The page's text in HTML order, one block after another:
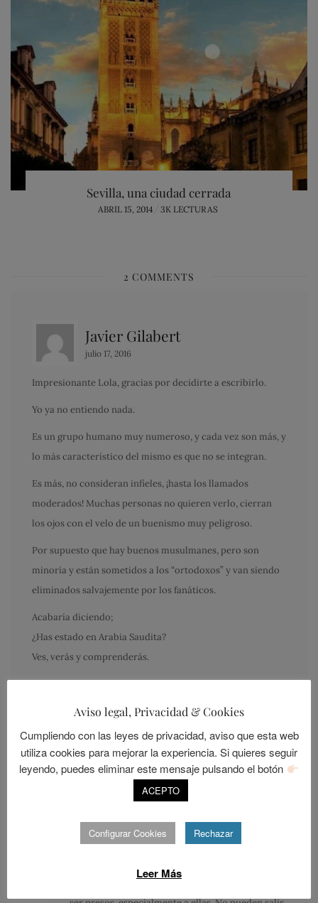
Sevilla, una ciudad cerrada
POSTED
ABRIL 15, 2014 3K LECTURAS
2 COMMENTS
Javier Gilabert
julio 17, 2016
Impresionante Lola, gracias por decidirte a escribirlo.
Yo ya no entiendo nada.
Es un grupo humano muy numeroso, y cada vez son más, y
lo más característico del mismo es que no se integran.
Es más, no consideran infieles, ¡hasta los llamados
moderados! Muchas personas no quieren verlo, cierran
los ojos con el velo de un buenismo muy peligroso.
Por supuesto que hay buenos musulmanes, pero son
minoría y están sometidos a los “ortodoxos” y van siendo
eliminados salvajemente por los fanáticos.
Acabaría diciendo;
¿Has estado en Arabia Saudita?
Ves, verás y comprenderás.
lolacebolla
julio 17, 2016
Así es Javier, no he estado en aquel país pero si
conozco matrimonios de arquitectos que han
estado allí trabajando. Viven encerrados en unas
entregan un manual de comportamiento para no
Aviso legal, Privacidad & Cookies
Cumpliendo con las leyes de privacidad, aviso que esta web
utiliza cookies para mejorar la experiencia. Si quieres seguir
leyendo, puedes eliminar este mensaje pulsando el botón
ACEPTO
Configurar Cookies Rechazar
Leer Más